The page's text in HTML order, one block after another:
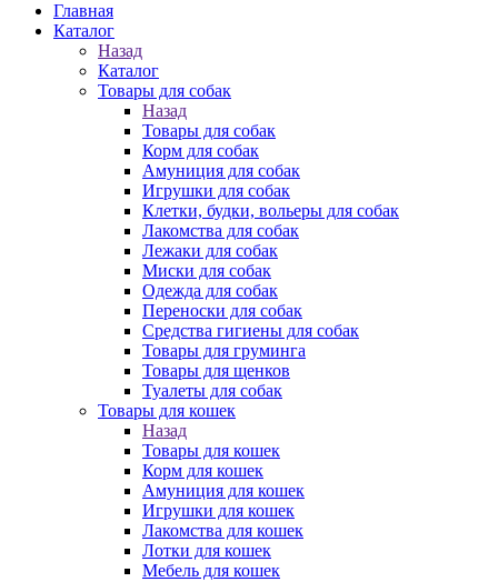
Главная
Каталог
Назад
Каталог
Товары для собак
Назад
Товары для собак
Корм для собак
Амуниция для собак
Игрушки для собак
Клетки, будки, вольеры для собак
Лакомства для собак
Лежаки для собак
Миски для собак
Одежда для собак
Переноски для собак
Средства гигиены для собак
Товары для груминга
Товары для щенков
Туалеты для собак
Товары для кошек
Назад
Товары для кошек
Корм для кошек
Амуниция для кошек
Игрушки для кошек
Лакомства для кошек
Лотки для кошек
Мебель для кошек